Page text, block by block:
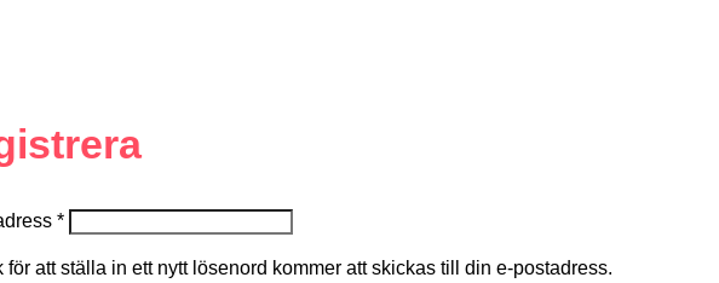
*
för att ställa in ett nytt lösenord kommer att skickas till din e-postadress.